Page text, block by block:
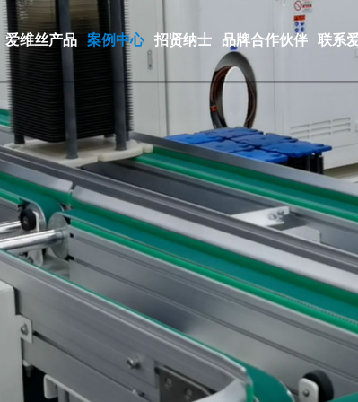
爱维丝产品 案例中心 招贤纳士 品牌合作伙伴 联系